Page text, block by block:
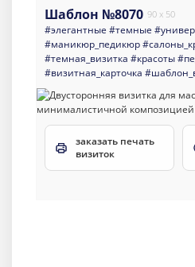
Шаблон №8070 90 x 50
#элегантные #темные
#маникюр_педикюр
#темная_визитка #красоты
#визитная_карточка
заказать печать
визиток